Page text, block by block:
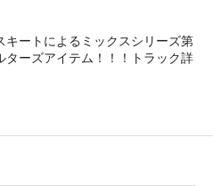
キートによるミックスシリーズ第
ターズアイテム！！！トラック詳